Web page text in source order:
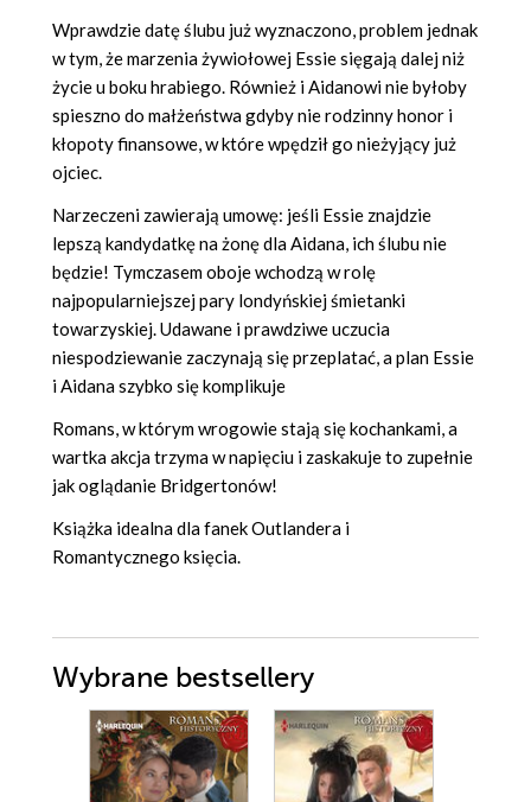
Wprawdzie datę ślubu już wyznaczono, problem jednak
w tym, że marzenia żywiołowej Essie sięgają dalej niż
życie u boku hrabiego. Również i Aidanowi nie byłoby
spieszno do małżeństwa gdyby nie rodzinny honor i
kłopoty finansowe, w które wpędził go nieżyjący już
ojciec.
Narzeczeni zawierają umowę: jeśli Essie znajdzie
lepszą kandydatkę na żonę dla Aidana, ich ślubu nie
będzie! Tymczasem oboje wchodzą w rolę
najpopularniejszej pary londyńskiej śmietanki
towarzyskiej. Udawane i prawdziwe uczucia
niespodziewanie zaczynają się przeplatać, a plan Essie
i Aidana szybko się komplikuje
Romans, w którym wrogowie stają się kochankami, a
wartka akcja trzyma w napięciu i zaskakuje to zupełnie
jak oglądanie Bridgertonów!
Książka idealna dla fanek Outlandera i
Romantycznego księcia.
Wybrane bestsellery